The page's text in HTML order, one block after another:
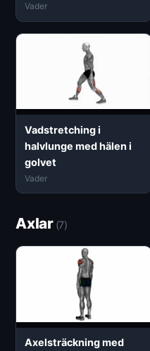
Vader
Vadstretching i
halvlunge med hälen i
golvet
Vader
Axlar (7)
Axelsträckning med